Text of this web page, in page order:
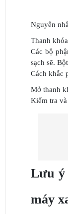
Nguyên
Thanh
Các bộ
sạch sẽ.
Cách khắc
Mở thanh
Kiểm tra
Lưu ý
máy